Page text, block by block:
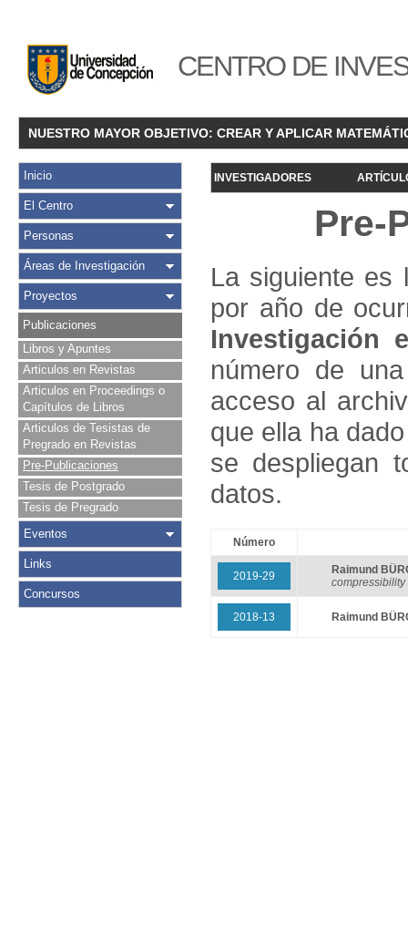
CENTRO DE
NUESTRO MAYOR OBJETIVO: CREAR Y APLICAR
Inicio
El Centro
Personas
Áreas de Investigación
Proyectos
Publicaciones
Libros y Apuntes
Articulos en Revistas
Articulos en Proceedings o
Capítulos de Libros
Articulos de Tesistas de
Pregrado en Revistas
Pre-Publicaciones
Tesis de Postgrado
Tesis de Pregrado
Eventos
Links
Concursos
INVESTIGADORES
Pre-
La siguiente es
por año de
Investigación
número de
acceso al
que ella ha
se despliegan
datos.
Número
2019-29
Raimund
compressibility
2018-13 Raimund